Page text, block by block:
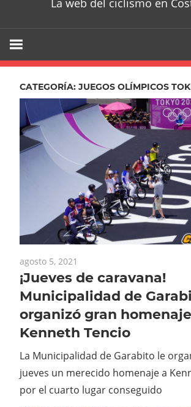
La web del ciclismo en
CATEGORÍA: JUEGOS OLÍMPICOS
agosto 5, 2021
¡Jueves de caravana!
Municipalidad de
organizó gran
Kenneth Tencio
La Municipalidad de Garabito le
jueves un merecido homenaje a
por el cuarto lugar conseguido